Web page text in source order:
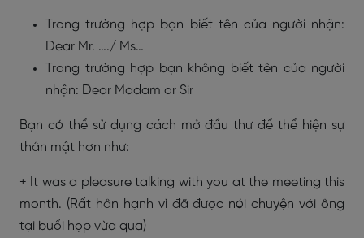
Trong trường hợp bạn biết tên của người nhận:
Dear Mr. …./ Ms…
Trong trường hợp bạn không biết tên của người
nhận: Dear Madam or Sir
Bạn có thể sử dụng cách mở đầu thư để thể hiện sự
thân mật hơn như:
+ It was a pleasure talking with you at the meeting this
month. (Rất hân hạnh vì đã được nói chuyện với ông
tại buổi họp vừa qua)